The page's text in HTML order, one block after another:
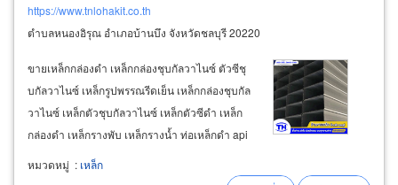
https://www.tnlohakit.co.th
ตำบลหนองอิรุณ อำเภอบ้านบึง จังหวัดชลบุรี 20220
ขายเหล็กกล่องดำ เหล็กกล่องชุบกัลวาไนซ์ ตัวซีชุ
บกัลวาไนซ์ เหล็กรูปพรรณรีดเย็น เหล็กกล่องชุบกัล
วาไนซ์ เหล็กตัวชุบกัลวาไนซ์ เหล็กตัวซีดำ เหล็ก
กล่องดำ เหล็กรางพับ เหล็กรางน้ำ ท่อเหล็กดำ api
sch40 แป๊ปกลมดำ แป๊ปประปา pre zinc แป๊ป
ประปาแท้ bs-m ขายเหล็กเส้นกลม/เหล็กข้ออ้อย
หมวดหมู่ : เหล็ก